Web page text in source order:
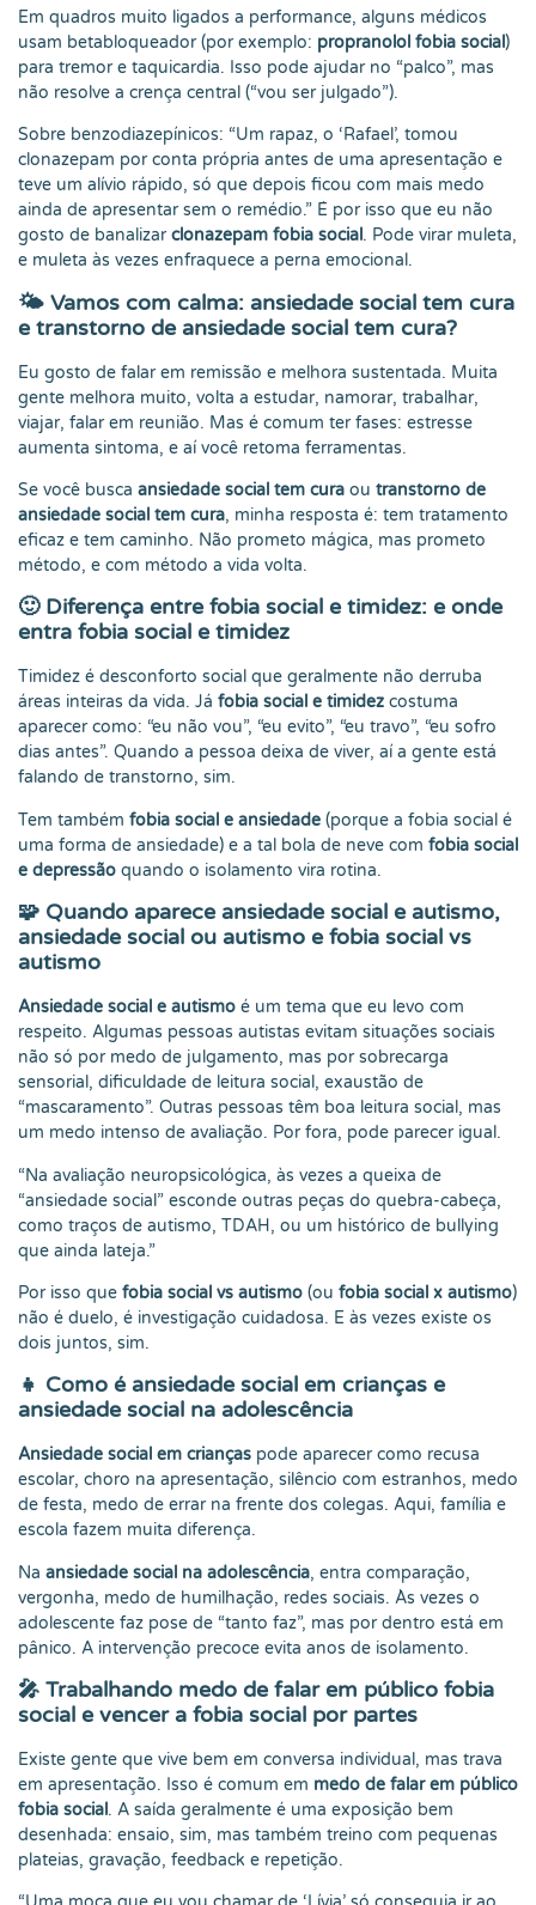
Em quadros muito ligados a performance, alguns médicos
usam betabloqueador (por exemplo: propranolol fobia social)
para tremor e taquicardia. Isso pode ajudar no “palco”, mas
não resolve a crença central (“vou ser julgado”).
Sobre benzodiazepínicos: “Um rapaz, o ‘Rafael’, tomou
clonazepam por conta própria antes de uma apresentação e
teve um alívio rápido, só que depois ficou com mais medo
ainda de apresentar sem o remédio.” É por isso que eu não
gosto de banalizarclonazepam fobia social. Pode virar muleta,
e muleta às vezes enfraquece a perna emocional.
🌤️ Vamos com calma: ansiedade social tem cura
e transtorno de ansiedade social tem cura?
Eu gosto de falar em remissão e melhora sustentada. Muita
gente melhora muito, volta a estudar, namorar, trabalhar,
viajar, falar em reunião. Mas é comum ter fases: estresse
aumenta sintoma, e aí você retoma ferramentas.
Se você busca ansiedade social tem cura ou transtorno de
ansiedade social tem cura, minha resposta é: tem tratamento
eficaz e tem caminho. Não prometo mágica, mas prometo
método, e com método a vida volta.
🙂 Diferença entre fobia social e timidez: e onde
entra fobia social e timidez
Timidez é desconforto social que geralmente não derruba
áreas inteiras da vida. Já fobia social e timidez costuma
aparecer como: “eu não vou”, “eu evito”, “eu travo”, “eu sofro
dias antes”. Quando a pessoa deixa de viver, aí a gente está
falando de transtorno, sim.
Tem também fobia social e ansiedade (porque a fobia social é
uma forma de ansiedade) e a tal bola de neve com fobia social
e depressão quando o isolamento vira rotina.
🧩 Quando aparece ansiedade social e autismo,
ansiedade social ou autismo e fobia social vs
autismo
Ansiedade social e autismo é um tema que eu levo com
respeito. Algumas pessoas autistas evitam situações sociais
não só por medo de julgamento, mas por sobrecarga
sensorial, dificuldade de leitura social, exaustão de
“mascaramento”. Outras pessoas têm boa leitura social, mas
um medo intenso de avaliação. Por fora, pode parecer igual.
“Na avaliação neuropsicológica, às vezes a queixa de
“ansiedade social” esconde outras peças do quebra-cabeça,
como traços de autismo, TDAH, ou um histórico de bullying
que ainda lateja.”
Por isso que fobia social vs autismo (ou fobia social x autismo)
não é duelo, é investigação cuidadosa. E às vezes existe os
dois juntos, sim.
👧 Como é ansiedade social em crianças e
ansiedade social na adolescência
Ansiedade social em crianças pode aparecer como recusa
escolar, choro na apresentação, silêncio com estranhos, medo
de festa, medo de errar na frente dos colegas. Aqui, família e
escola fazem muita diferença.
Na ansiedade social na adolescência, entra comparação,
vergonha, medo de humilhação, redes sociais. Às vezes o
adolescente faz pose de “tanto faz”, mas por dentro está em
pânico. A intervenção precoce evita anos de isolamento.
🎤 Trabalhando medo de falar em público fobia
social e vencer a fobia social por partes
Existe gente que vive bem em conversa individual, mas trava
em apresentação. Isso é comum em medo de falar em público
fobia social. A saída geralmente é uma exposição bem
desenhada: ensaio, sim, mas também treino com pequenas
plateias, gravação, feedback e repetição.